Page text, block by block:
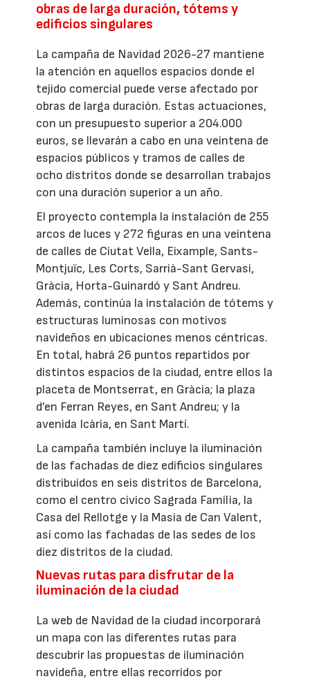
obras de larga duración, tótems y
edificios singulares
La campaña de Navidad 2026-27 mantiene
la atención en aquellos espacios donde el
tejido comercial puede verse afectado por
obras de larga duración. Estas actuaciones,
con un presupuesto superior a 204.000
euros, se llevarán a cabo en una veintena de
espacios públicos y tramos de calles de
ocho distritos donde se desarrollan trabajos
con una duración superior a un año.
El proyecto contempla la instalación de 255
arcos de luces y 272 figuras en una veintena
de calles de Ciutat Vella, Eixample, Sants-
Montjuïc, Les Corts, Sarrià-Sant Gervasi,
Gràcia, Horta-Guinardó y Sant Andreu.
Además, continúa la instalación de tótems y
estructuras luminosas con motivos
navideños en ubicaciones menos céntricas.
En total, habrá 26 puntos repartidos por
distintos espacios de la ciudad, entre ellos la
placeta de Montserrat, en Gràcia; la plaza
d’en Ferran Reyes, en Sant Andreu; y la
avenida Icària, en Sant Martí.
La campaña también incluye la iluminación
de las fachadas de diez edificios singulares
distribuidos en seis distritos de Barcelona,
como el centro cívico Sagrada Família, la
Casa del Rellotge y la Masia de Can Valent,
así como las fachadas de las sedes de los
diez distritos de la ciudad.
Nuevas rutas para disfrutar de la
iluminación de la ciudad
La web de Navidad de la ciudad incorporará
un mapa con las diferentes rutas para
descubrir las propuestas de iluminación
navideña, entre ellas recorridos por